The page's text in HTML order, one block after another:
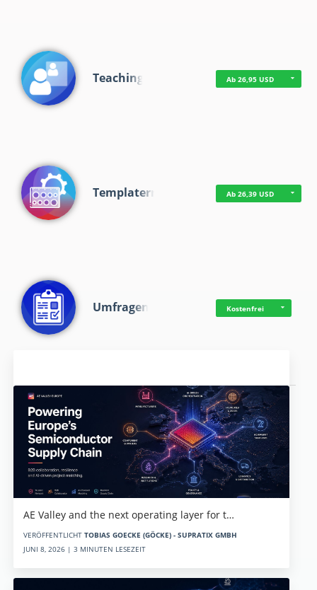
Teaching Ab 26,95 USD
Templaterr Ab 26,39 USD
Umfragen Kostenfrei
AE Valley and the next operating layer for t…
VERÖFFENTLICHT TOBIAS GOECKE (GÖCKE) - SUPRATIX GMBH
JUNI 8, 2026 | 3 MINUTEN LESEZEIT